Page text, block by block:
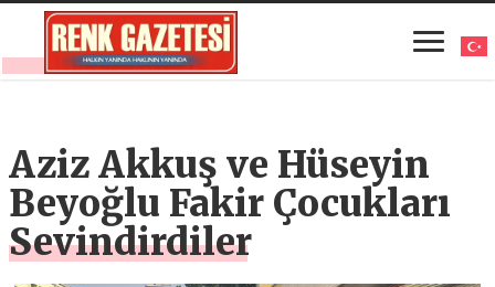
Aziz Akkuş ve Hüseyin
Beyoğlu Fakir Çocukları
Sevindirdiler